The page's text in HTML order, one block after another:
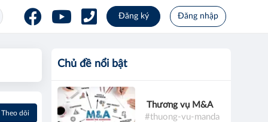
Đăng ký Đăng nhập
Theo dõi
Chủ đề nổi bật
Thương vụ M&A
#thuong-vu-manda